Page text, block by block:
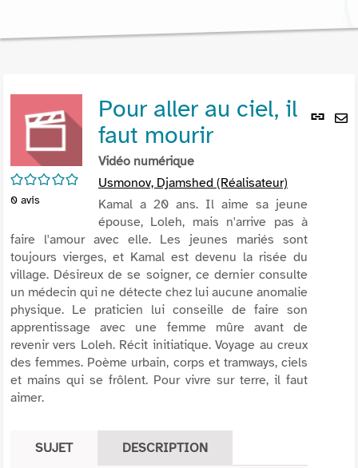
Lien
/5
0 avis
Pour aller au ciel, il
faut mourir
Vidéo numérique
Usmonov, Djamshed (Réalisateur)
Kamal a 20 ans. Il aime sa jeune
épouse, Loleh, mais n'arrive pas à
faire l'amour avec elle. Les jeunes mariés sont
toujours vierges, et Kamal est devenu la risée du
village. Désireux de se soigner, ce dernier consulte
un médecin qui ne détecte chez lui aucune anomalie
physique. Le praticien lui conseille de faire son
apprentissage avec une femme mûre avant de
revenir vers Loleh. Récit initiatique. Voyage au creux
des femmes. Poème urbain, corps et tramways, ciels
et mains qui se frôlent. Pour vivre sur terre, il faut
aimer.
SUJET DESCRIPTION